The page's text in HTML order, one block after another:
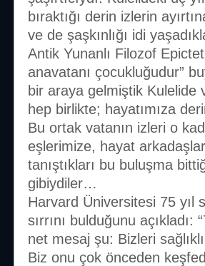
bıraktığı derin izlerin
ve de şaşkınlığı idi
Antik Yunanlı Filozof
anavatanı çocukluğudur”
bir araya gelmiştik
hep birlikte; hayatımıza
Bu ortak vatanın izleri o
eşlerimize, hayat
tanıştıkları bu buluşma
gibiydiler…
Harvard Üniversitesi 75 yıl
sırrını bulduğunu
net mesaj şu: Bizleri
Biz onu çok önceden